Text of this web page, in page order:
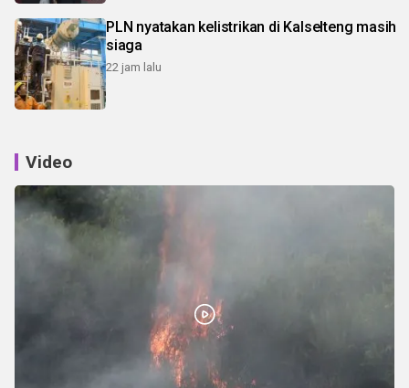
PLN nyatakan kelistrikan di Kalselteng masih
siaga
22 jam lalu
Video